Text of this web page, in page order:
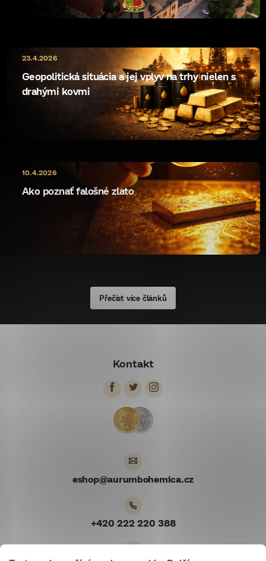
Geopolitická situácia a jej vplyv na trhy nielen s
drahými kovmi
23.4.2026
Ako poznať falošné zlato
10.4.2026
Přečíst více článků
Kontakt
eshop@aurumbohemica.cz
+420 222 220 388